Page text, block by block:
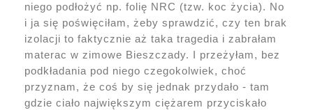
niego podłożyć np. folię NRC (tzw. koc życia). No
i ja się poświęciłam, żeby sprawdzić, czy ten brak
izolacji to faktycznie aż taka tragedia i zabrałam
materac w zimowe Bieszczady. I przeżyłam, bez
podkładania pod niego czegokolwiek, choć
przyznam, że coś by się jednak przydało - tam
gdzie ciało największym ciężarem przyciskało